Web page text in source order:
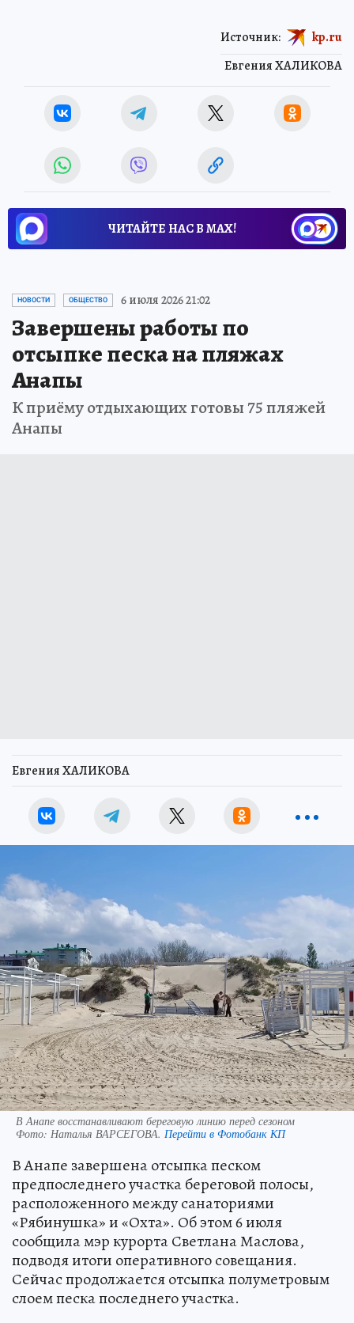
Евгения ХАЛИКОВА
Источник: kp.ru
ЧИТАЙТЕ НАС В МАХ!
НОВОСТИ ОБЩЕСТВО 6 июля 2026 21:02
Завершены работы по
отсыпке песка на пляжах
Анапы
К приёму отдыхающих готовы 75 пляжей
Анапы
Евгения ХАЛИКОВА
В Анапе восстанавливают береговую линию перед сезоном
Фото: Наталья ВАРСЕГОВА. Перейти в Фотобанк КП
В Анапе завершена отсыпка песком
предпоследнего участка береговой полосы,
расположенного между санаториями
«Рябинушка» и «Охта». Об этом 6 июля
сообщила мэр курорта Светлана Маслова,
подводя итоги оперативного совещания.
Сейчас продолжается отсыпка полуметровым
слоем песка последнего участка.